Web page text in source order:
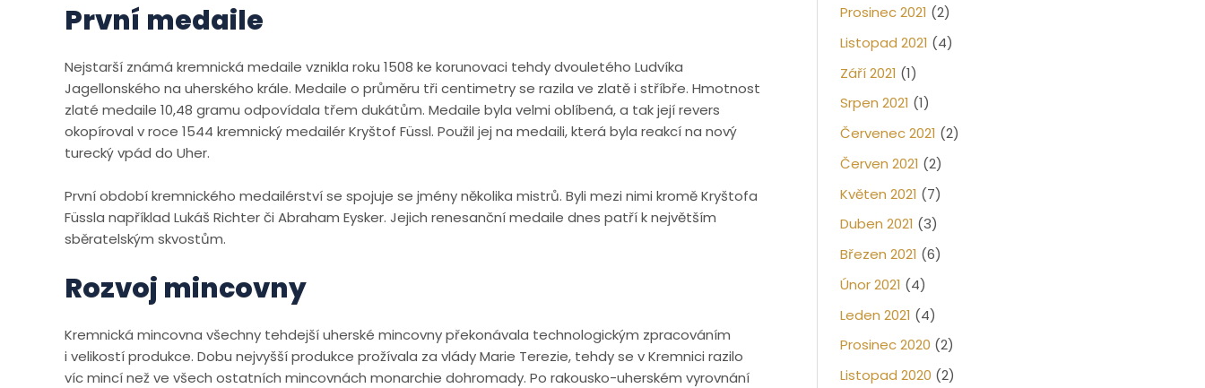
První medaile
Nejstarší známá kremnická medaile vznikla roku 1508 ke korunovaci tehdy dvouletého Ludvíka
Jagellonského na uherského krále. Medaile o průměru tři centimetry se razila ve zlatě i stříbře. Hmotnost
zlaté medaile 10,48 gramu odpovídala třem dukátům. Medaile byla velmi oblíbená, a tak její revers
okopíroval v roce 1544 kremnický medailér Kryštof Füssl. Použil jej na medaili, která byla reakcí na nový
turecký vpád do Uher.
První období kremnického medailérství se spojuje se jmény několika mistrů. Byli mezi nimi kromě Kryštofa
Füssla například Lukáš Richter či Abraham Eysker. Jejich renesanční medaile dnes patří k největším
sběratelským skvostům.
Rozvoj mincovny
Kremnická mincovna všechny tehdejší uherské mincovny překonávala technologickým zpracováním
i velikostí produkce. Dobu nejvyšší produkce prožívala za vlády Marie Terezie, tehdy se v Kremnici razilo
víc mincí než ve všech ostatních mincovnách monarchie dohromady. Po rakousko-uherském vyrovnání
Prosinec 2021 (2)
Listopad 2021 (4)
Září 2021 (1)
Srpen 2021 (1)
Červenec 2021 (2)
Červen 2021 (2)
Květen 2021 (7)
Duben 2021 (3)
Březen 2021 (6)
Únor 2021 (4)
Leden 2021 (4)
Prosinec 2020 (2)
Listopad 2020 (2)